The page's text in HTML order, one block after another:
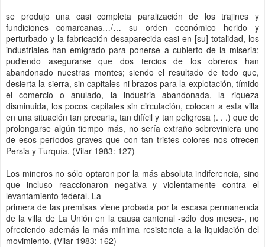
se produjo una casi completa paralización de los trajines y
fundiciones comarcanas…/… su orden económico herido y
perturbado y la fabricación desaparecida casi en [su] totalidad, los
industriales han emigrado para ponerse a cubierto de la miseria;
pudiendo asegurarse que dos tercios de los obreros han
abandonado nuestras montes; siendo el resultado de todo que,
desierta la sierra, sin capitales ni brazos para la explotación, tímido
el comercio o anulado, la industria abandonada, la riqueza
disminuida, los pocos capitales sin circulación, colocan a esta villa
en una situación tan precaria, tan difícil y tan peligrosa (. . .) que de
prolongarse algún tiempo más, no sería extraño sobreviniera uno
de esos períodos graves que con tan tristes colores nos ofrecen
Persia y Turquía. (Vilar 1983: 127)
Los mineros no sólo optaron por la más absoluta indiferencia, sino
que incluso reaccionaron negativa y violentamente contra el
levantamiento federal. La
primera de las premisas viene probada por la escasa permanencia
de la villa de La Unión en la causa cantonal -sólo dos meses-, no
ofreciendo además la más mínima resistencia a la liquidación del
movimiento. (Vilar 1983: 162)